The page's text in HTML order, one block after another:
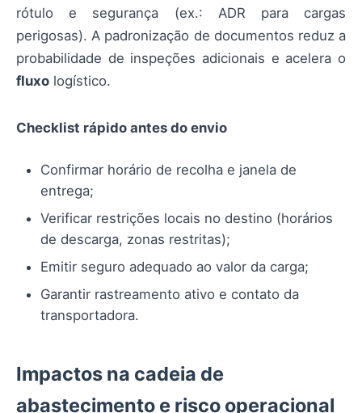
rótulo e segurança (ex.: ADR para cargas
perigosas). A padronização de documentos reduz a
probabilidade de inspeções adicionais e acelera o
fluxo logístico.
Checklist rápido antes do envio
Confirmar horário de recolha e janela de
entrega;
Verificar restrições locais no destino (horários
de descarga, zonas restritas);
Emitir seguro adequado ao valor da carga;
Garantir rastreamento ativo e contato da
transportadora.
Impactos na cadeia de
abastecimento e risco operacional